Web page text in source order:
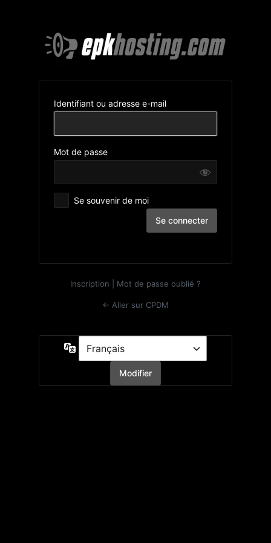
connecter
Identifiant ou adresse e-mail
Mot de passe
Se souvenir de moi
Inscription Mot de passe oublié ?
← Aller sur CPDM
Langue